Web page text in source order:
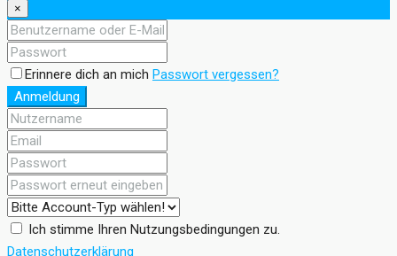
×
Erinnere dich an mich Passwort vergessen?
Anmeldung
Ich stimme Ihren Nutzungsbedingungen zu.
Datenschutzerklärung